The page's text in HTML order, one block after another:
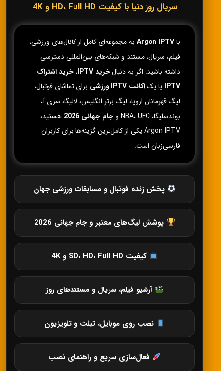
سریال روز دنیا با کیفیت HD، Full HD و 4K
باArgon IPTV به مجموعه‌ای کامل از کانال‌های ورزشی،
فیلم، سریال، مستند و شبکه‌های بین‌المللی دسترسی
داشته باشید. اگر به دنبالخرید IPTV ،خرید اشتراک
IPTV یا یکاکانت IPTV ورزشی
برای تماشای فوتبال،
لیگ قهرمانان اروپا، لیگ برتر انگلیس، لالیگا، سری آ،
بوندسلیگا، NBA، UFC و
جام جهانی 2026
هستید،
Argon IPTV یکی از کامل‌ترین گزینه‌ها برای کاربران
فارسی‌زبان است.
پخش زنده فوتبال و مسابقات ورزشی جهان
پوشش لیگ‌های معتبر و جام جهانی 2026
کیفیت SD، HD، Full HD و 4K
آرشیو فیلم، سریال و مستندهای روز
نصب روی موبایل، تبلت و تلویزیون
فعال‌سازی سریع و راهنمای نصب